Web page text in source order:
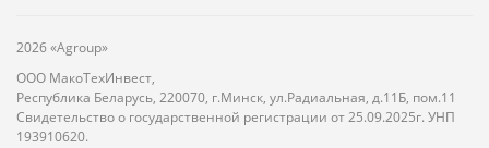
2026 «Agroup»
ООО МакоТехИнвест,
Республика Беларусь, 220070, г.Минск, ул.Радиальная, д.11Б, пом.11
Свидетельство о государственной регистрации от 25.09.2025г. УНП
193910620.